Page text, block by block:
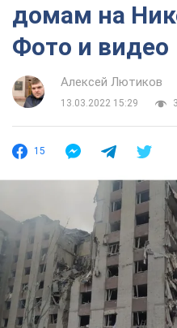
домам на
Фото и видео
Алексей Лютиков
13.03.2022 15:29
15